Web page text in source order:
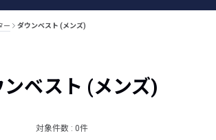
ー ダウンベスト (メンズ)
ンベスト (メンズ)
対象件数 : 0件